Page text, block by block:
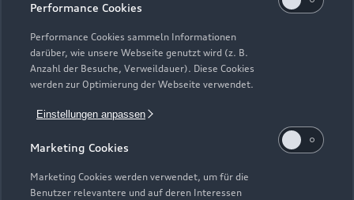
Performance Cookies
Performance Cookies sammeln Informationen
darüber, wie unsere Webseite genutzt wird (z. B.
Anzahl der Besuche, Verweildauer). Diese Cookies
werden zur Optimierung der Webseite verwendet.
Einstellungen anpassen
Marketing Cookies
Marketing Cookies werden verwendet, um für die
Benutzer relevantere und auf deren Interessen
Zur Inspektion
Zurück nach oben